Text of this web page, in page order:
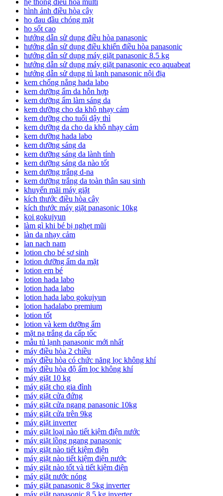
hình ảnh điều hòa cây
ho đau đầu chóng mặt
ho sốt cao
hướng dẫn sử dụng điều hòa panasonic
hướng dẫn sử dụng điều khiển điều hòa panasonic
hướng dẫn sử dụng máy giặt panasonic 8.5 kg
hướng dẫn sử dụng máy giặt panasonic eco aquabeat
hướng dẫn sử dụng tủ lạnh panasonic nội địa
kem chống nắng hada labo
kem dưỡng ẩm da hỗn hợp
kem dưỡng ẩm làm sáng da
kem dưỡng cho da khô nhạy cảm
kem dưỡng cho tuổi dậy thì
kem dưỡng da cho da khô nhạy cảm
kem dưỡng hada labo
kem dưỡng sáng da
kem dưỡng sáng da lành tính
kem dưỡng sáng da nào tốt
kem dưỡng trắng d-na
kem dưỡng trắng da toàn thân sau sinh
khuyến mãi máy giặt
kích thước điều hòa cây
kích thước máy giặt panasonic 10kg
koi gokujyun
làm gì khi bé bị nghẹt mũi
làn da nhạy cảm
lan nach nam
lotion cho bé sơ sinh
lotion dưỡng ẩm da mặt
lotion em bé
lotion hada labo
lotion hada labo
lotion hada labo gokujyun
lotion hadalabo premium
lotion tốt
lotion và kem dưỡng ẩm
mặt nạ trắng da cấp tốc
mẫu tủ lạnh panasonic mới nhất
máy điều hòa 2 chiều
máy điều hòa có chức năng lọc không khí
máy điều hòa độ ẩm lọc không khí
máy giặt 10 kg
máy giặt cho gia đình
máy giặt cửa đứng
máy giặt cửa ngang panasonic 10kg
máy giặt cửa trên 9kg
máy giặt inverter
máy giặt loại nào tiết kiệm điện nước
máy giặt lồng ngang panasonic
máy giặt nào tiết kiệm điện
máy giặt nào tiết kiệm điện nước
máy giặt nào tốt và tiết kiệm điện
máy giặt nước nóng
máy giặt panasonic 8 5kg inverter
máy giặt panasonic 8.5 kg inverter